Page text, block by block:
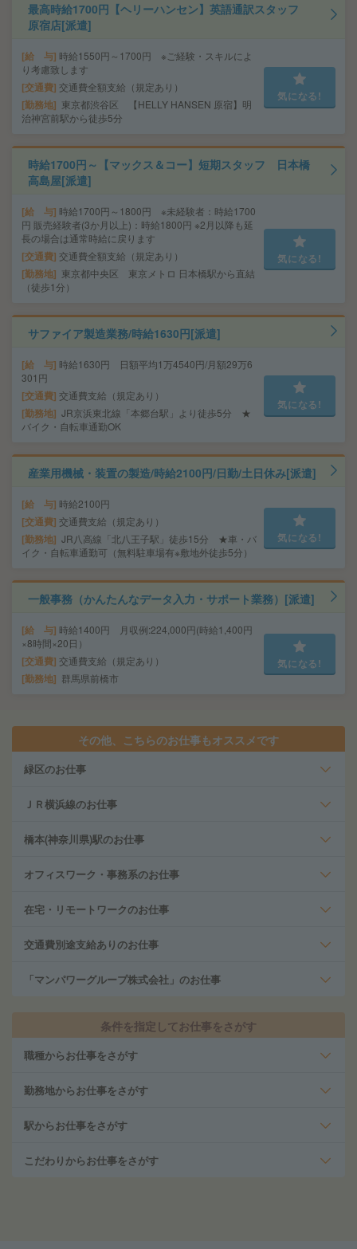
最高時給1700円【ヘリーハンセン】英語通訳スタッフ
原宿店[派遣]
給 与 時給1550円～1700円 ※ご経験・スキルによ
り考慮致します
交通費 交通費全額支給（規定あり）
勤務地
東京都渋谷区 【HELLY HANSEN 原宿】明
治神宮前駅から徒歩5分
気になる!
時給1700円～【マックス＆コー】短期スタッフ 日本橋
高島屋[派遣]
給 与 時給1700円～1800円 ※未経験者：時給1700
円 販売経験者(3か月以上)：時給1800円 ※2月以降も延
長の場合は通常時給に戻ります
交通費 交通費全額支給（規定あり）
勤務地
東京都中央区 東京メトロ 日本橋駅から直結
（徒歩1分）
気になる!
サファイア製造業務/時給1630円[派遣]
給 与 時給1630円 日額平均1万4540円/月額29万6
301円
交通費 交通費支給（規定あり）
勤務地 JR京浜東北線「本郷台駅」より徒歩5分 ★
バイク・自転車通勤OK
気になる!
産業用機械・装置の製造/時給2100円/日勤/土日休み[派遣]
給 与 時給2100円
交通費 交通費支給（規定あり）
勤務地 JR八高線「北八王子駅」徒歩15分 ★車・バ
イク・自転車通勤可（無料駐車場有※敷地外徒歩5分）
気になる!
一般事務（かんたんなデータ入力・サポート業務）[派遣]
給 与 時給1400円 月収例:224,000円(時給1,400円
×8時間×20日）
交通費 交通費支給（規定あり）
勤務地 群馬県前橋市
気になる!
その他、こちらのお仕事もオススメです
緑区のお仕事
ＪＲ横浜線のお仕事
橋本(神奈川県)駅のお仕事
オフィスワーク・事務系のお仕事
在宅・リモートワークのお仕事
交通費別途支給ありのお仕事
「マンパワーグループ株式会社」のお仕事
条件を指定してお仕事をさがす
職種からお仕事をさがす
勤務地からお仕事をさがす
駅からお仕事をさがす
こだわりからお仕事をさがす